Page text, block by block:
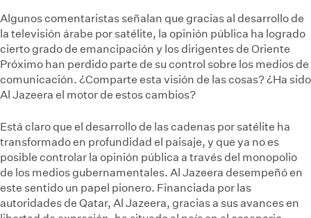
Algunos comentaristas señalan que gracias al desarrollo de
la televisión árabe por satélite, la opinión pública ha logrado
cierto grado de emancipación y los dirigentes de Oriente
Próximo han perdido parte de su control sobre los medios de
comunicación. ¿Comparte esta visión de las cosas? ¿Ha sido
Al Jazeera el motor de estos cambios?
Está claro que el desarrollo de las cadenas por satélite ha
transformado en profundidad el paisaje, y que ya no es
posible controlar la opinión pública a través del monopolio
de los medios gubernamentales. Al Jazeera desempeñó en
este sentido un papel pionero. Financiada por las
autoridades de Qatar, Al Jazeera, gracias a sus avances en